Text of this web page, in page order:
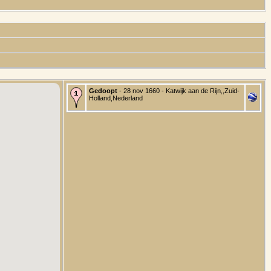
Gedoopt - 28 nov 1660 - Katwijk aan de Rijn,,Zuid-
Holland,Nederland